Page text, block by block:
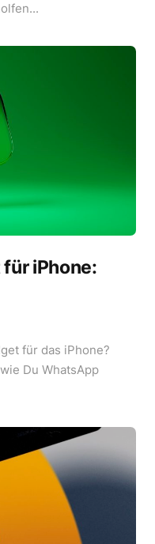
iPhone:
für das iPhone?
Du WhatsApp